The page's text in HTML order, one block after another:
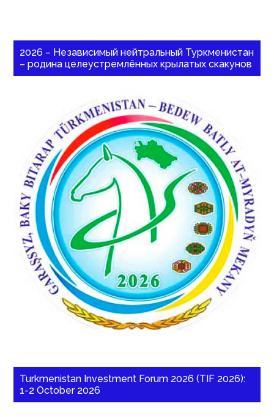
2026 – Независимый нейтральный Туркменистан
– родина целеустремлённых крылатых скакунов
Turkmenistan Investment Forum 2026 (TIF 2026):
1-2 October 2026